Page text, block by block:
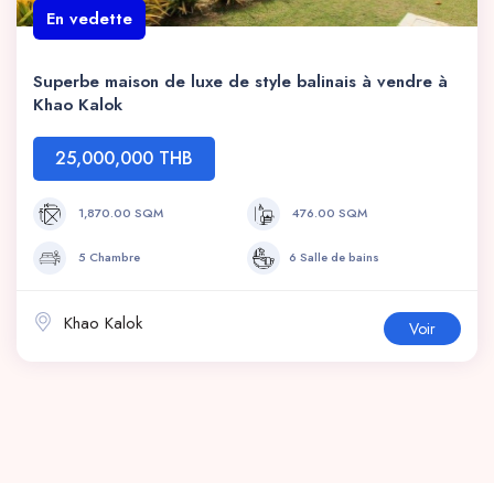
En vedette
Superbe maison de luxe de style balinais à vendre à
Khao Kalok
25,000,000 THB
1,870.00 SQM 476.00 SQM
5 Chambre 6 Salle de bains
Khao Kalok Voir